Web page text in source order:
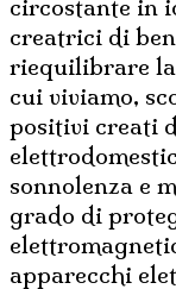
circostante in
creatrici di
riequilibrare
cui viviamo,
positivi creati
sonnolenza e
grado di
apparecchi